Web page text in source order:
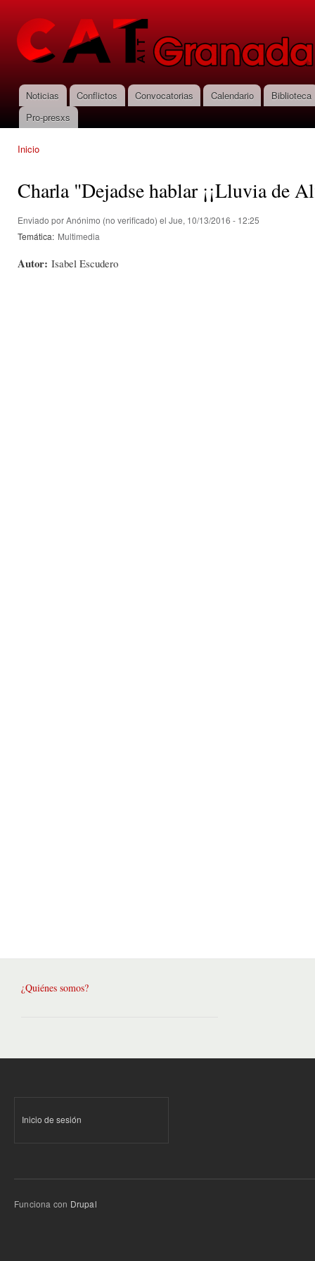
CNT-AIT
Granada
Menú principal
Noticias Conflictos Convocatorias Calendario
Biblioteca
Pro-presxs
Inicio
Charla "Dejadse hablar ¡¡Lluvia de
Enviado porAnónimo (no verificado) el Jue, 10/13/2016 - 12:25
Temática: Multimedia
Autor: Isabel Escudero
¿Quiénes somos?
Inicio de sesión
Funciona con Drupal